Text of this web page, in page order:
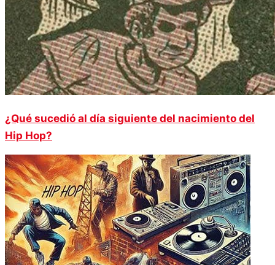
¿Qué sucedió al día siguiente del nacimiento del
Hip Hop?